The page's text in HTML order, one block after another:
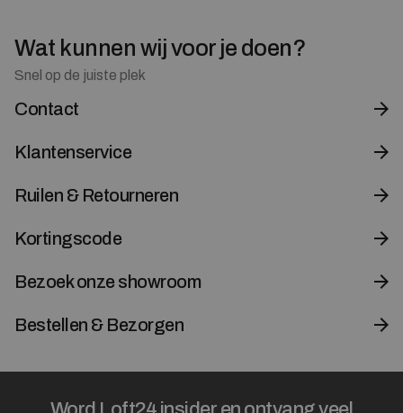
Wat kunnen wij voor je doen?
Snel op de juiste plek
Contact
Klantenservice
Ruilen & Retourneren
Kortingscode
Bezoek onze showroom
Bestellen & Bezorgen